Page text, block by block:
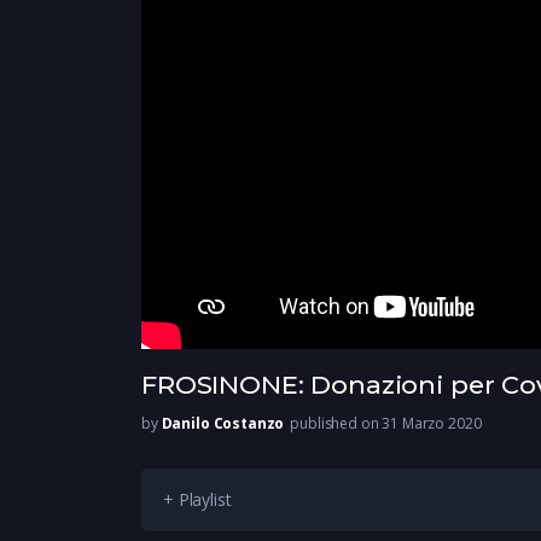
FROSINONE: Donazioni per
by Danilo Costanzo published on 31 Marzo 2020
+ Playlist